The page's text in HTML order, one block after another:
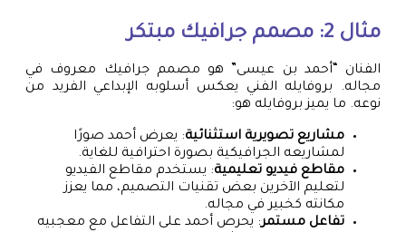
مثال 2: مصمم جرافيك مبتكر
الفنان “أحمد بن عيسى” هو مصمم جرافيك معروف في
مجاله. بروفايله الفني يعكس أسلوبه الإبداعي الفريد من
نوعه. ما يميز بروفايله هو:
مشاريع تصويرية استثنائية: يعرض أحمد صورًا
لمشاريعه الجرافيكية بصورة احترافية للغاية.
مقاطع فيديو تعليمية: يستخدم مقاطع الفيديو
لتعليم الآخرين بعض تقنيات التصميم، مما يعزز
مكانته كخبير في مجاله.
تفاعل مستمر: يحرص أحمد على التفاعل مع معجبيه